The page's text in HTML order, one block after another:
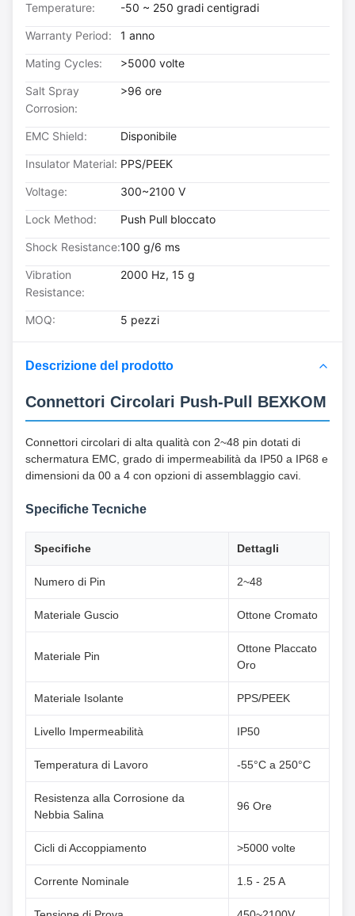
Temperature: -50 ~ 250 gradi centigradi
Warranty Period: 1 anno
Mating Cycles: >5000 volte
Salt Spray
Corrosion:
>96 ore
EMC Shield: Disponibile
Insulator Material: PPS/PEEK
Voltage: 300~2100 V
Lock Method: Push Pull bloccato
Shock Resistance:100 g/6 ms
Vibration
Resistance:
2000 Hz, 15 g
MOQ: 5 pezzi
Descrizione del prodotto
Connettori Circolari Push-Pull BEXKOM
Connettori circolari di alta qualità con 2~48 pin dotati di
schermatura EMC, grado di impermeabilità da IP50 a IP68 e
dimensioni da 00 a 4 con opzioni di assemblaggio cavi.
Specifiche Tecniche
Specifiche Dettagli
Numero di Pin 2~48
Materiale Guscio Ottone Cromato
Materiale Pin
Ottone Placcato
Oro
Materiale Isolante PPS/PEEK
Livello Impermeabilità IP50
Temperatura di Lavoro -55°C a 250°C
Resistenza alla Corrosione da
Nebbia Salina
96 Ore
Cicli di Accoppiamento >5000 volte
Corrente Nominale 1.5 - 25 A